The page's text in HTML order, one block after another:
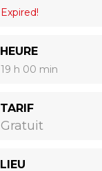
Expired!
HEURE
19 h 00 min
TARIF
Gratuit
LIEU